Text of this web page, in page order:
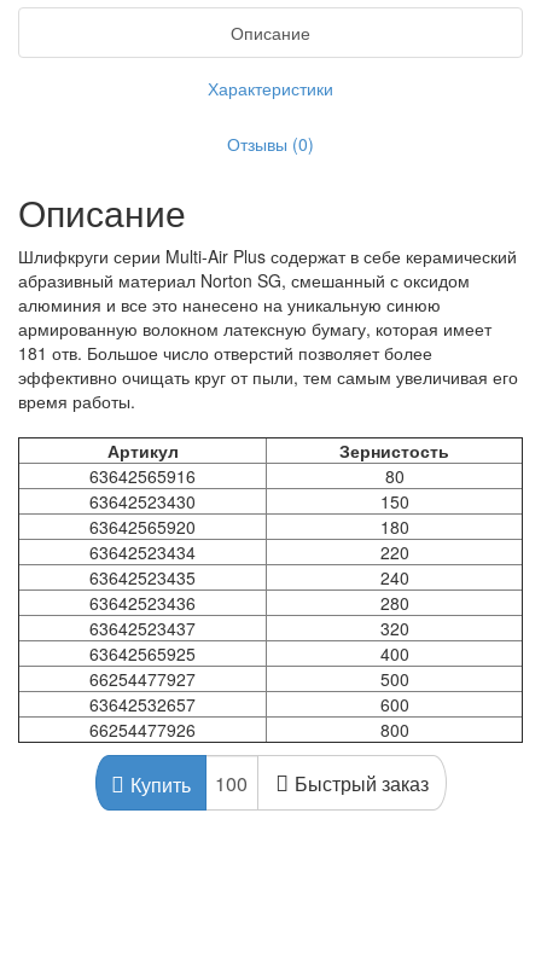
Описание
Характеристики
Отзывы (0)
Описание
Шлифкруги серии Multi-Air Plus содержат в себе керамический
абразивный материал Norton SG, смешанный с оксидом
алюминия и все это нанесено на уникальную синюю
армированную волокном латексную бумагу, которая имеет
181 отв. Большое число отверстий позволяет более
эффективно очищать круг от пыли, тем самым увеличивая его
время работы.
Артикул
Зернистость
63642565916
80
63642523430
150
63642565920
180
63642523434
220
63642523435
240
63642523436
280
63642523437
320
63642565925
400
66254477927
500
63642532657
600
66254477926
800
Купить Быстрый заказ